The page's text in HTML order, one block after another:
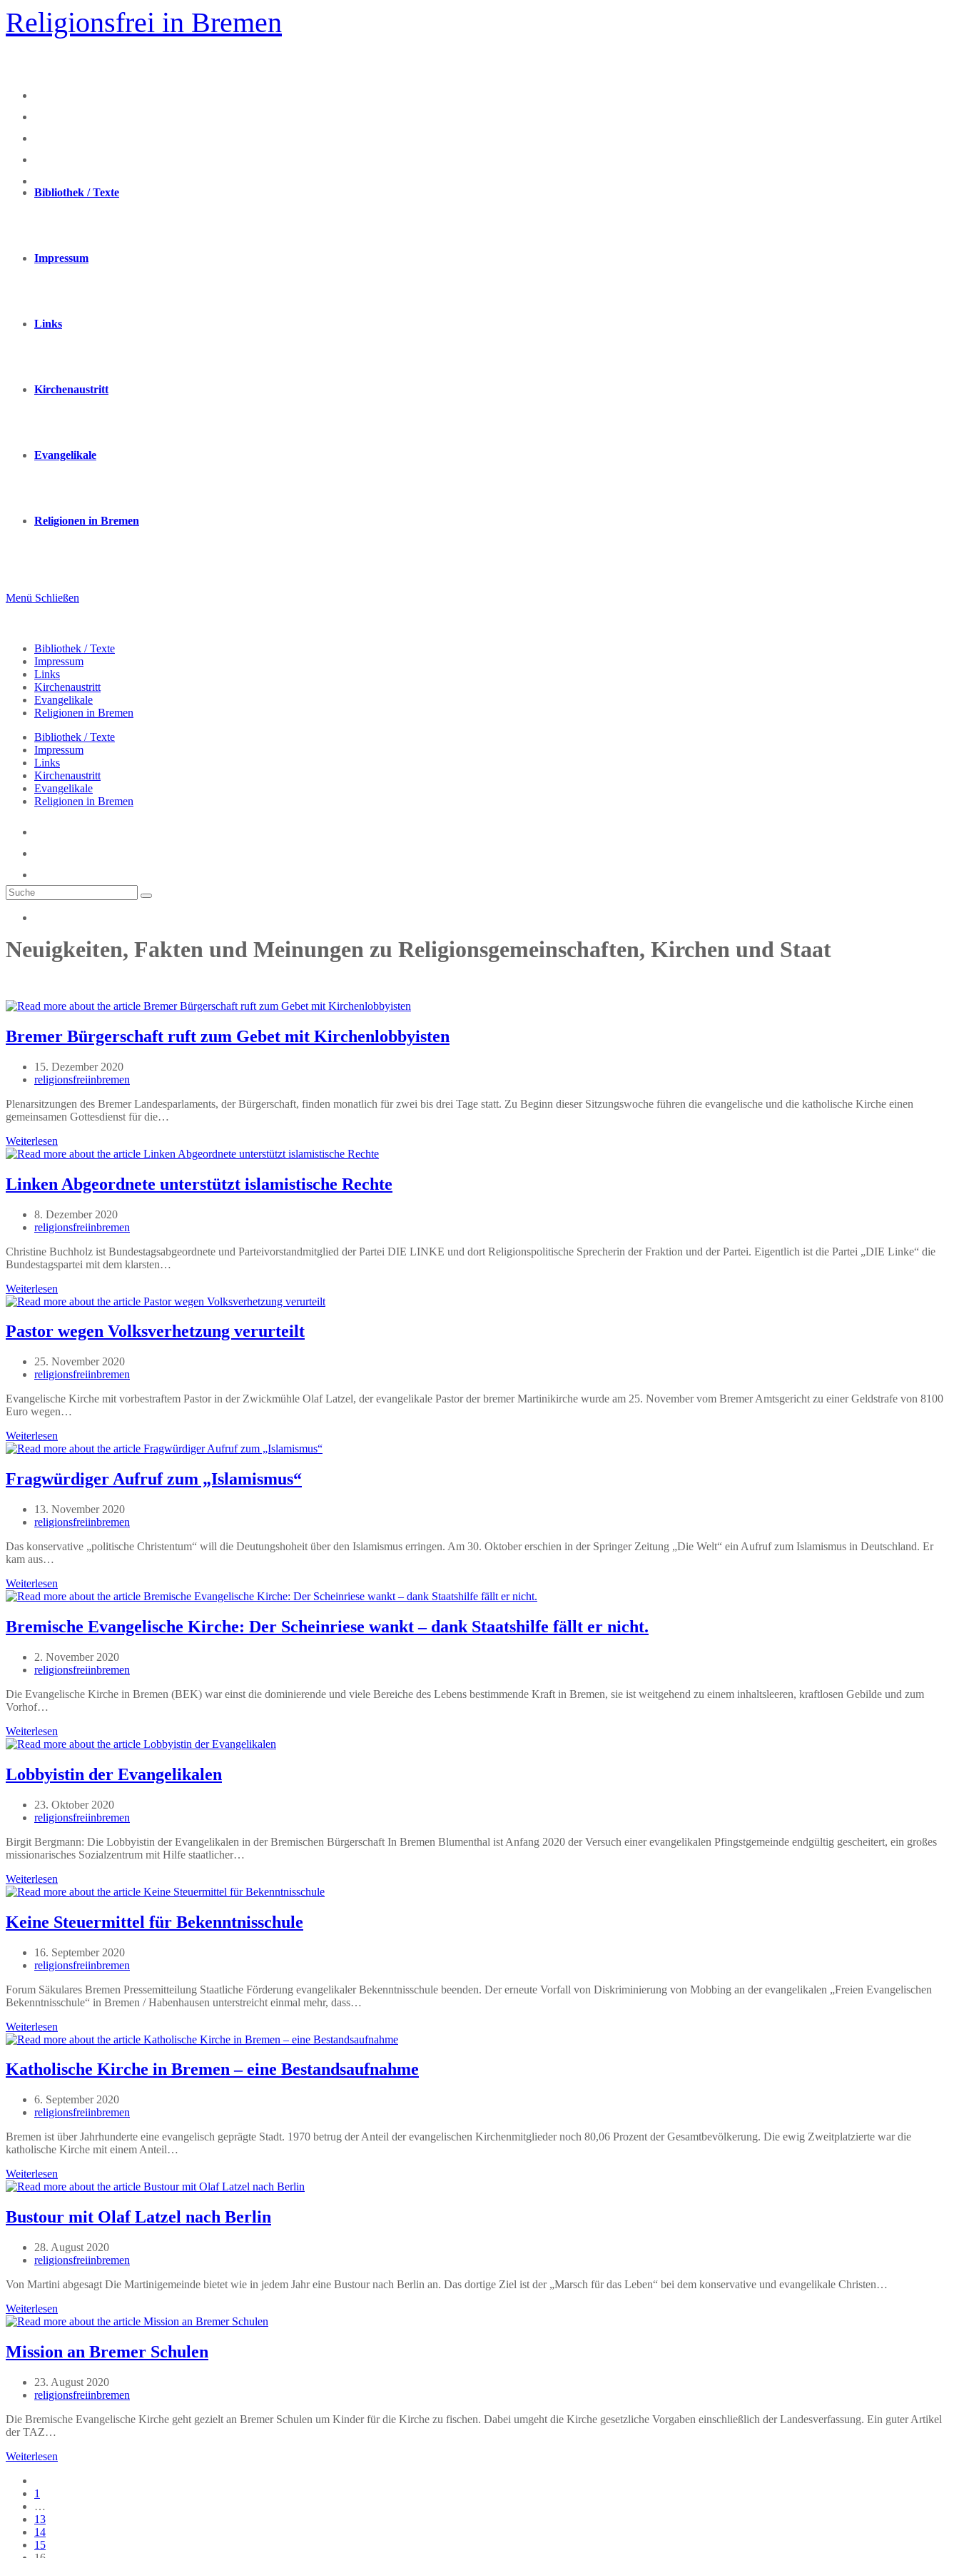
Zum
Inhalt
springen
Religionsfrei in Bremen
Bibliothek / Texte
Impressum
Links
Kirchenaustritt
Evangelikale
Religionen in Bremen
Menü Schließen
Bibliothek / Texte
Impressum
Links
Kirchenaustritt
Evangelikale
Religionen in Bremen
Bibliothek / Texte
Impressum
Links
Kirchenaustritt
Evangelikale
Religionen in Bremen
Neuigkeiten, Fakten und Meinungen zu Religionsgemeinschaften, Kirchen und Staat
Bremer Bürgerschaft ruft zum Gebet mit Kirchenlobbyisten
Beitrag
veröffentlicht:
15. Dezember 2020
Beitrags-
religionsfreiinbremen
Plenarsitzungen des Bremer Landesparlaments, der Bürgerschaft, finden monatlich für zwei bis drei Tage statt. Zu Beginn dieser Sitzungswoche führen die evangelische und die katholische Kirche einen
gemeinsamen Gottesdienst für die…
Weiterlesen
Bürgerschaft
zum
Gebet
Kirchenlobbyisten
Linken Abgeordnete unterstützt islamistische Rechte
Beitrag
veröffentlicht:
8. Dezember 2020
Beitrags-
religionsfreiinbremen
Christine Buchholz ist Bundestagsabgeordnete und Parteivorstandmitglied der Partei DIE LINKE und dort Religionspolitische Sprecherin der Fraktion und der Partei. Eigentlich ist die Partei „DIE Linke“ die
Bundestagspartei mit dem klarsten…
Weiterlesen
Abgeordnete
islamistische
Rechte
Pastor wegen Volksverhetzung verurteilt
Beitrag
veröffentlicht:
25. November 2020
Beitrags-
religionsfreiinbremen
Evangelische Kirche mit vorbestraftem Pastor in der Zwickmühle Olaf Latzel, der evangelikale Pastor der bremer Martinikirche wurde am 25. November vom Bremer Amtsgericht zu einer Geldstrafe von 8100
Euro wegen…
Weiterlesen
wegen
verurteilt
Fragwürdiger Aufruf zum „Islamismus“
Beitrag
veröffentlicht:
13. November 2020
Beitrags-
religionsfreiinbremen
Das konservative „politische Christentum“ will die Deutungshoheit über den Islamismus erringen. Am 30. Oktober erschien in der Springer Zeitung „Die Welt“ ein Aufruf zum Islamismus in Deutschland. Er
kam aus…
Weiterlesen
Aufruf
„Islamismus“
Bremische Evangelische Kirche: Der Scheinriese wankt – dank Staatshilfe fällt er nicht.
Beitrag
veröffentlicht:
2. November 2020
Beitrags-
religionsfreiinbremen
Die Evangelische Kirche in Bremen (BEK) war einst die dominierende und viele Bereiche des Lebens bestimmende Kraft in Bremen, sie ist weitgehend zu einem inhaltsleeren, kraftlosen Gebilde und zum
Vorhof…
Weiterlesen
Evangelische
Der
Scheinriese
–
dank
fällt
er
Lobbyistin der Evangelikalen
Beitrag
veröffentlicht:
23. Oktober 2020
Beitrags-
religionsfreiinbremen
Birgit Bergmann: Die Lobbyistin der Evangelikalen in der Bremischen Bürgerschaft In Bremen Blumenthal ist Anfang 2020 der Versuch einer evangelikalen Pfingstgemeinde endgültig gescheitert, ein großes
missionarisches Sozialzentrum mit Hilfe staatlicher…
Weiterlesen
der
Keine Steuermittel für Bekenntnisschule
Beitrag
veröffentlicht:
16. September 2020
Beitrags-
religionsfreiinbremen
Forum Säkulares Bremen Pressemitteilung Staatliche Förderung evangelikaler Bekenntnisschule beenden. Der erneute Vorfall von Diskriminierung von Mobbing an der evangelikalen „Freien Evangelischen
Bekenntnisschule“ in Bremen / Habenhausen unterstreicht einmal mehr, dass…
Weiterlesen
Steuermittel
Bekenntnisschule
Katholische Kirche in Bremen – eine Bestandsaufnahme
Beitrag
veröffentlicht:
6. September 2020
Beitrags-
religionsfreiinbremen
Bremen ist über Jahrhunderte eine evangelisch geprägte Stadt. 1970 betrug der Anteil der evangelischen Kirchenmitglieder noch 80,06 Prozent der Gesamtbevölkerung. Die ewig Zweitplatzierte war die
katholische Kirche mit einem Anteil…
Weiterlesen
Kirche
Bremen
–
Bestandsaufnahme
Bustour mit Olaf Latzel nach Berlin
Beitrag
veröffentlicht:
28. August 2020
Beitrags-
religionsfreiinbremen
Von Martini abgesagt Die Martinigemeinde bietet wie in jedem Jahr eine Bustour nach Berlin an. Das dortige Ziel ist der „Marsch für das Leben“ bei dem konservative und evangelikale Christen…
Weiterlesen
mit
nach
Mission an Bremer Schulen
Beitrag
veröffentlicht:
23. August 2020
Beitrags-
religionsfreiinbremen
Die Bremische Evangelische Kirche geht gezielt an Bremer Schulen um Kinder für die Kirche zu fischen. Dabei umgeht die Kirche gesetzliche Vorgaben einschließlich der Landesverfassung. Ein guter Artikel
der TAZ…
Weiterlesen
zur
Seite
1
…
13
14
15